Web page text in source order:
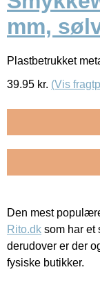
mm,
Plastbetrukket
39.95 kr. (Vis
Den mest
Rito.dk som har et
derudover er der
fysiske butikker.